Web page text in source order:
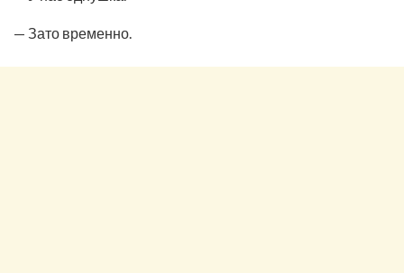
— Зато временно.